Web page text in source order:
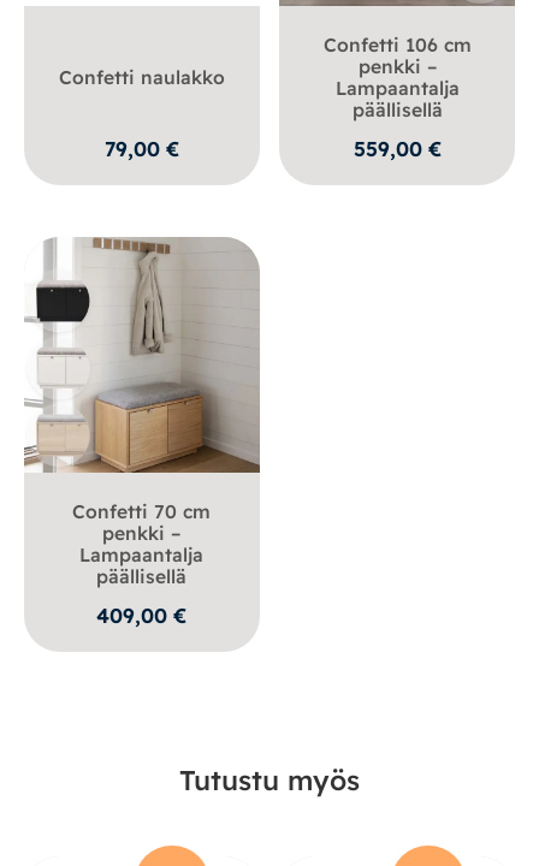
Confetti naulakko
79,00 €
Confetti 106 cm
penkki –
Lampaantalja
päällisellä
559,00 €
Confetti 70 cm
penkki –
Lampaantalja
päällisellä
409,00€
Tutustu myös